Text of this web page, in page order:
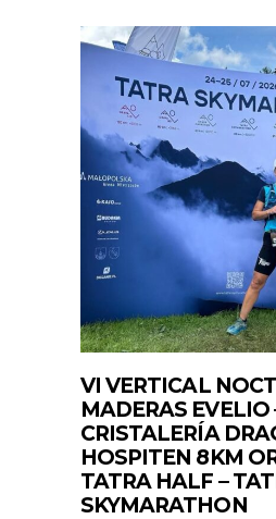
VI VERTICAL
MADERAS EVELIO
CRISTALERÍA
HOSPITEN 8KM
TATRA HALF –
SKYMARATHON